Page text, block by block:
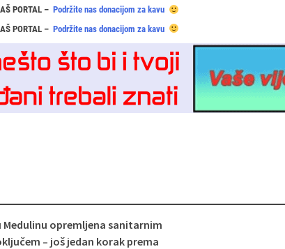
PORTAL – Podržite nas donacijom za kavu
PORTAL – Podržite nas donacijom za kavu
Medulinu opremljena sanitarnim
– još jedan korak prema